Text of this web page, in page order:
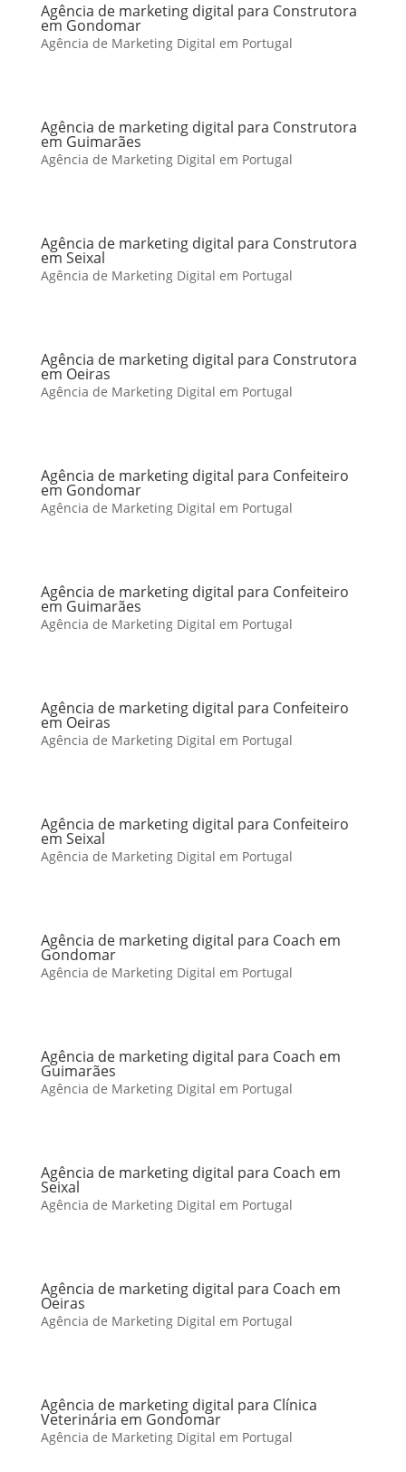
Agência de marketing digital para Construtora
em Gondomar
Agência de Marketing Digital em Portugal
Agência de marketing digital para Construtora
em Guimarães
Agência de Marketing Digital em Portugal
Agência de marketing digital para Construtora
em Seixal
Agência de Marketing Digital em Portugal
Agência de marketing digital para Construtora
em Oeiras
Agência de Marketing Digital em Portugal
Agência de marketing digital para Confeiteiro
em Gondomar
Agência de Marketing Digital em Portugal
Agência de marketing digital para Confeiteiro
em Guimarães
Agência de Marketing Digital em Portugal
Agência de marketing digital para Confeiteiro
em Oeiras
Agência de Marketing Digital em Portugal
Agência de marketing digital para Confeiteiro
em Seixal
Agência de Marketing Digital em Portugal
Agência de marketing digital para Coach em
Gondomar
Agência de Marketing Digital em Portugal
Agência de marketing digital para Coach em
Guimarães
Agência de Marketing Digital em Portugal
Agência de marketing digital para Coach em
Seixal
Agência de Marketing Digital em Portugal
Agência de marketing digital para Coach em
Oeiras
Agência de Marketing Digital em Portugal
Agência de marketing digital para Clínica
Veterinária em Gondomar
Agência de Marketing Digital em Portugal